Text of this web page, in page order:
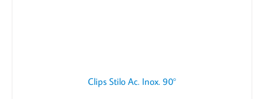
Clips Stilo Ac. Inox. 90°